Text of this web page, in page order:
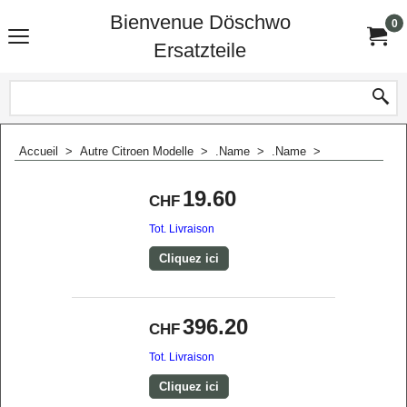
Bienvenue Döschwo
Ersatzteile
0
Accueil > Autre Citroen Modelle > .Name > .Name >
CHF 19.60
Tot. Livraison
Cliquez ici
CHF396.20
Tot. Livraison
Cliquez ici